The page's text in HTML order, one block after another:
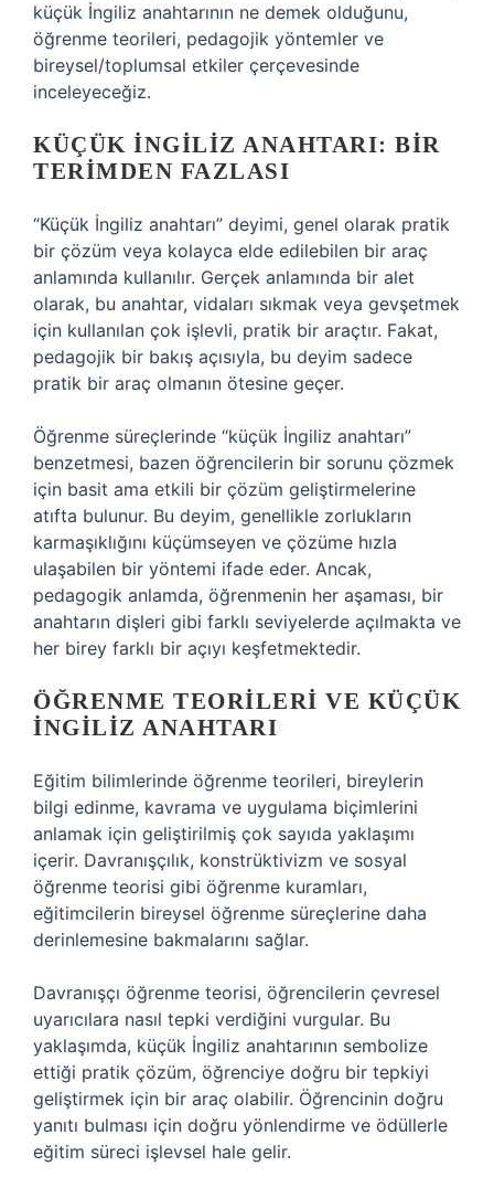
küçük İngiliz anahtarının ne demek olduğunu,
öğrenme teorileri, pedagojik yöntemler ve
bireysel/toplumsal etkiler çerçevesinde
inceleyeceğiz.
KÜÇÜK İNGILIZ ANAHTARI: BIR
TERIMDEN FAZLASI
“Küçük İngiliz anahtarı” deyimi, genel olarak pratik
bir çözüm veya kolayca elde edilebilen bir araç
anlamında kullanılır. Gerçek anlamında bir alet
olarak, bu anahtar, vidaları sıkmak veya gevşetmek
için kullanılan çok işlevli, pratik bir araçtır. Fakat,
pedagojik bir bakış açısıyla, bu deyim sadece
pratik bir araç olmanın ötesine geçer.
Öğrenme süreçlerinde “küçük İngiliz anahtarı”
benzetmesi, bazen öğrencilerin bir sorunu çözmek
için basit ama etkili bir çözüm geliştirmelerine
atıfta bulunur. Bu deyim, genellikle zorlukların
karmaşıklığını küçümseyen ve çözüme hızla
ulaşabilen bir yöntemi ifade eder. Ancak,
pedagogik anlamda, öğrenmenin her aşaması, bir
anahtarın dişleri gibi farklı seviyelerde açılmakta ve
her birey farklı bir açıyı keşfetmektedir.
ÖĞRENME TEORILERI VE KÜÇÜK
İNGILIZ ANAHTARI
Eğitim bilimlerinde öğrenme teorileri, bireylerin
bilgi edinme, kavrama ve uygulama biçimlerini
anlamak için geliştirilmiş çok sayıda yaklaşımı
içerir. Davranışçılık, konstrüktivizm ve sosyal
öğrenme teorisi gibi öğrenme kuramları,
eğitimcilerin bireysel öğrenme süreçlerine daha
derinlemesine bakmalarını sağlar.
Davranışçı öğrenme teorisi, öğrencilerin çevresel
uyarıcılara nasıl tepki verdiğini vurgular. Bu
yaklaşımda, küçük İngiliz anahtarının sembolize
ettiği pratik çözüm, öğrenciye doğru bir tepkiyi
geliştirmek için bir araç olabilir. Öğrencinin doğru
yanıtı bulması için doğru yönlendirme ve ödüllerle
eğitim süreci işlevsel hale gelir.